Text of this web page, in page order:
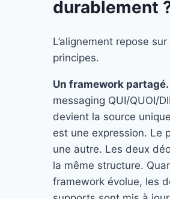
durablement
L’alignement repose
principes.
Un framework partagé.
messaging QUI/QUOI/
devient la source
est une expression. Le
une autre. Les deux
la même structure.
framework évolue, les